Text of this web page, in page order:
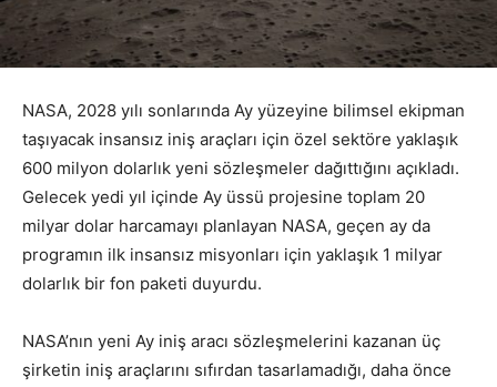
NASA, 2028 yılı sonlarında Ay yüzeyine bilimsel ekipman
taşıyacak insansız iniş araçları için özel sektöre yaklaşık
600 milyon dolarlık yeni sözleşmeler dağıttığını açıkladı.
Gelecek yedi yıl içinde Ay üssü projesine toplam 20
milyar dolar harcamayı planlayan NASA, geçen ay da
programın ilk insansız misyonları için yaklaşık 1 milyar
dolarlık bir fon paketi duyurdu.
NASA’nın yeni Ay iniş aracı sözleşmelerini kazanan üç
şirketin iniş araçlarını sıfırdan tasarlamadığı, daha önce